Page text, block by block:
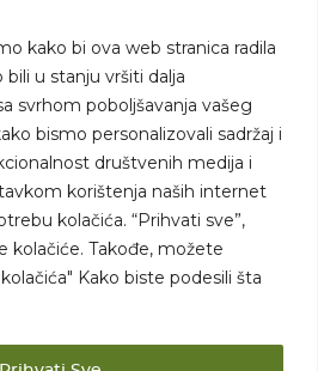
kako bi ova web stranica radila
u stanju vršiti dalja
svrhom poboljšavanja vašeg
bismo personalizovali sadržaj i
društvenih medija i
korištenja naših internet
kolačića. “Prihvati sve”,
kolačiće. Takođe, možete
Kako biste podesili šta